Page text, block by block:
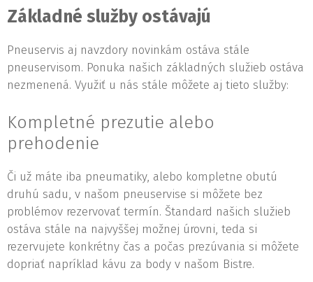
Základné služby ostávajú
Pneuservis aj navzdory novinkám ostáva stále
pneuservisom. Ponuka našich základných služieb ostáva
nezmenená. Využiť u nás stále môžete aj tieto služby:
Kompletné prezutie alebo
prehodenie
Či už máte iba pneumatiky, alebo kompletne obutú
druhú sadu, v našom pneuservise si môžete bez
problémov rezervovať termín. Štandard našich služieb
ostáva stále na najvyššej možnej úrovni, teda si
rezervujete konkrétny čas a počas prezúvania si môžete
dopriať napríklad kávu za body v našom Bistre.